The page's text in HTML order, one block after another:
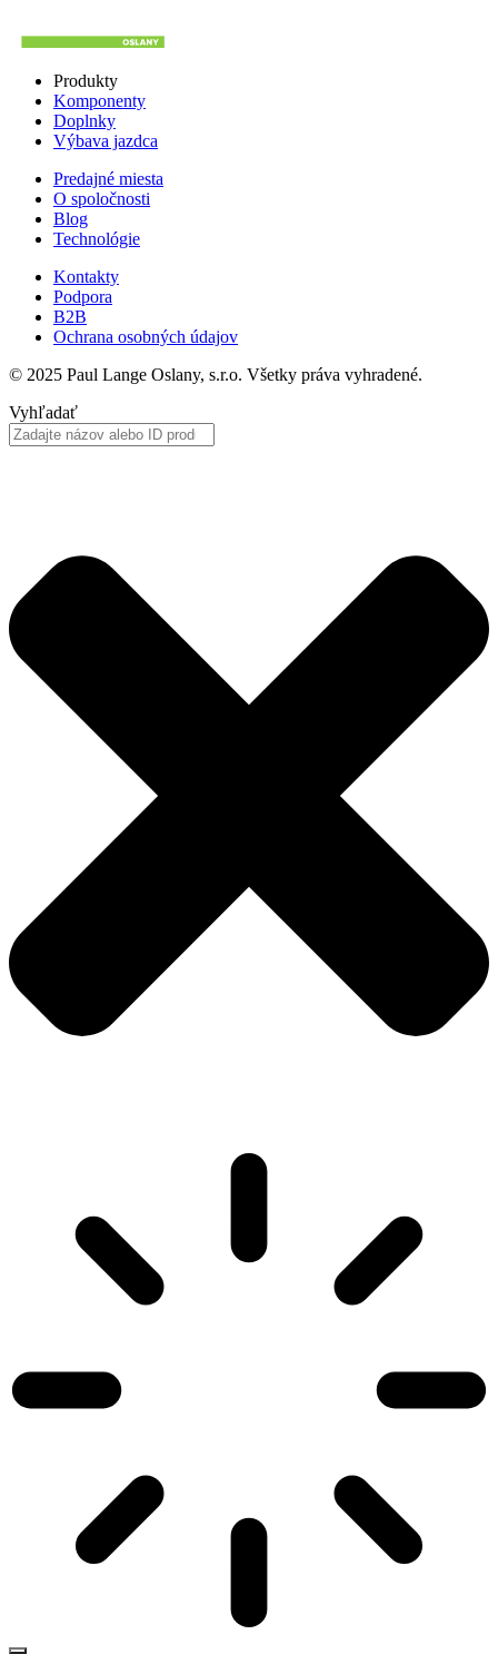
Produkty
Komponenty
Doplnky
Výbava jazdca
Predajné miesta
O spoločnosti
Blog
Technológie
Kontakty
Podpora
B2B
Ochrana osobných údajov
© 2025 Paul Lange Oslany, s.r.o. Všetky práva vyhradené.
Vyhľadať